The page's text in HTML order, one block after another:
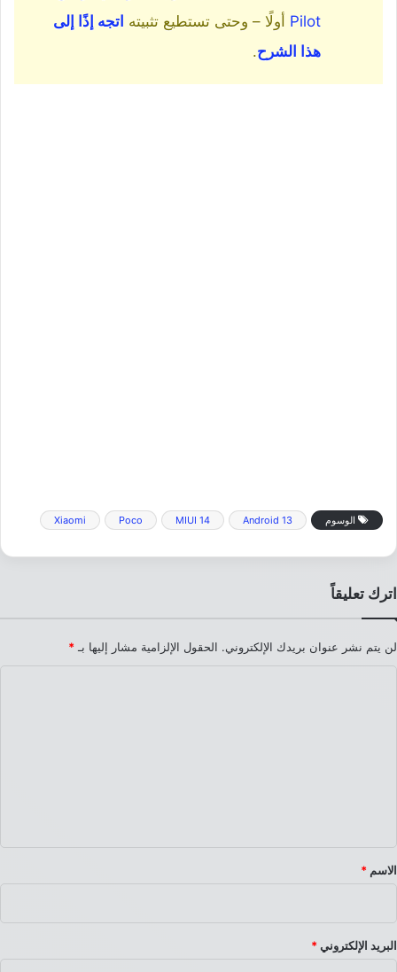
Pilot أولًا – وحتى تستطيع تثبيته اتجه إذًا إلى
هذا الشرح.
الوسوم Android 13
MIUI 14
Poco
Xiaomi
اترك تعليقاً
لن يتم نشر عنوان بريدك الإلكتروني. الحقول الإلزامية مشار إليها بـ *
*
الاسم *
البريد الإلكتروني *